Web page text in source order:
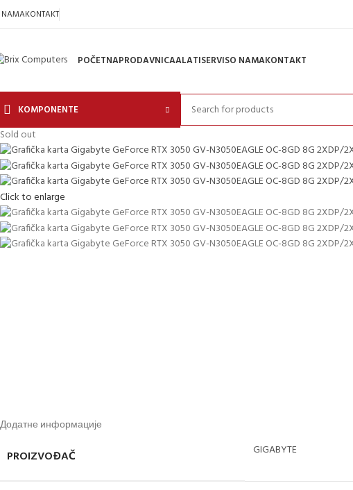
KONTAKT
POČETNAPRODAVNICAALATISERVISO NAMAKONTAKT
KOMPONENTE
Sold out
Click to enlarge
Додатне информације
PROIZVOĐAČ GIGABYTE